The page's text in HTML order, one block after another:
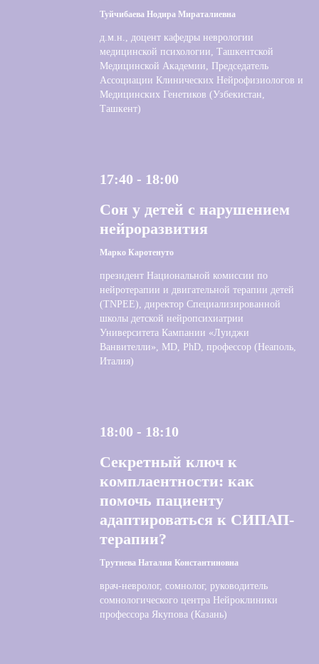
Туйчибаева Нодира Мираталиевна
д.м.н., доцент кафедры неврологии
медицинской психологии, Ташкентской
Медицинской Академии, Председатель
Ассоциации Клинических Нейрофизиологов и
Медицинских Генетиков (Узбекистан,
Ташкент)
17:40 - 18:00
Сон у детей с нарушением
нейроразвития
Марко Каротенуто
президент Национальной комиссии по
нейротерапии и двигательной терапии детей
(TNPEE), директор Специализированной
школы детской нейропсихиатрии
Университета Кампании «Луиджи
Ванвителли», MD, PhD, профессор (Неаполь,
Италия)
18:00 - 18:10
Секретный ключ к
комплаентности: как
помочь пациенту
адаптироваться к СИПАП-
терапии?
Трутнева Наталия Константиновна
врач-невролог, сомнолог, руководитель
сомнологического центра Нейроклиники
профессора Якупова (Казань)